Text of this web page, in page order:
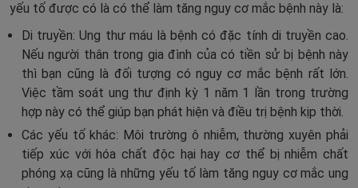
yếu tố được có là có thể làm tăng nguy cơ mắc bệnh này là:
Di truyền: Ung thư máu là bệnh có đặc tính di truyền cao.
Nếu người thân trong gia đình của có tiền sử bị bệnh này
thì bạn cũng là đối tượng có nguy cơ mắc bệnh rất lớn.
Việc tầm soát ung thư định kỳ 1 năm 1 lần trong trường
hợp này có thể giúp bạn phát hiện và điều trị bệnh kịp thời.
Các yếu tố khác: Môi trường ô nhiễm, thường xuyên phải
tiếp xúc với hóa chất độc hại hay cơ thể bị nhiễm chất
phóng xạ cũng là những yếu tố làm tăng nguy cơ mắc ung